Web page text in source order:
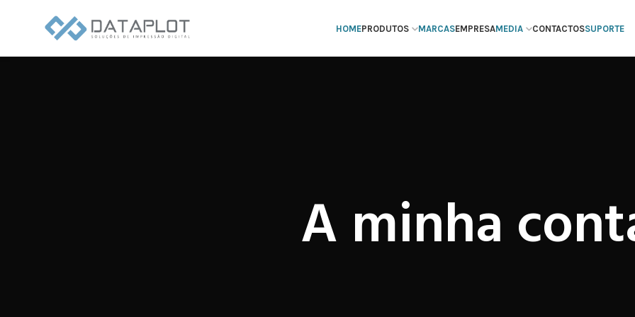
HOMEPRODUTOS MARCASEMPRESAMEDIA CONTACTOSSUPORTE
A minha